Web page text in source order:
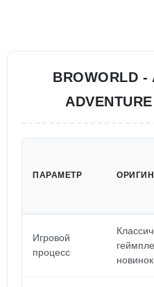
BROWORLD -
ПАРАМЕТР
Игровой
процесс
новинок